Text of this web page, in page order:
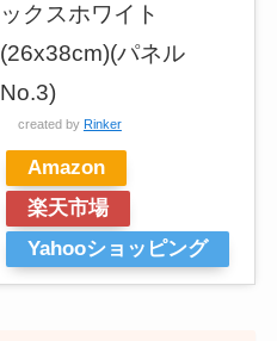
ックスホワイト
(26x38cm)(パネル
No.3)
created by Rinker
Amazon
楽天市場
Yahooショッピング